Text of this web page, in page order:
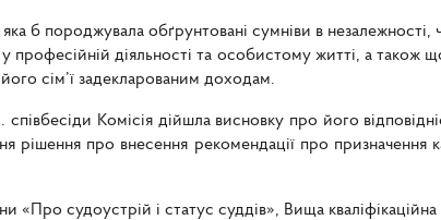
б породжувала обґрунтовані сумніви в незалежності,
професійній діяльності та особистому житті, а також
сім’ї задекларованим доходам.
Комісія дійшла висновку про його
рішення про внесення рекомендації про призначення
«Про судоустрій і статус суддів», Вища